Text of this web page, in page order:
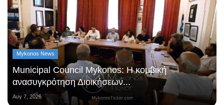
Mykonos News
Municipal Council Mykonos: Η κομβική
ανασυγκρότηση Διοικήσεων...
Αυγ 7, 2026